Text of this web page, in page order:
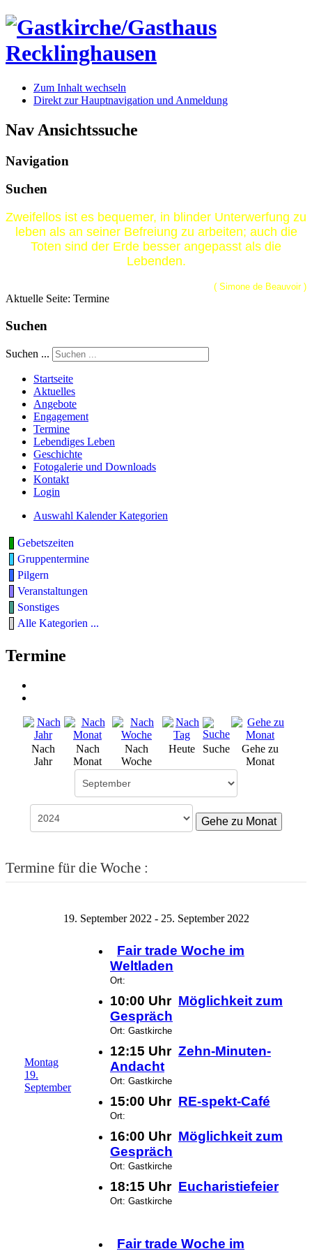
Zum Inhalt wechseln
Direkt zur Hauptnavigation und Anmeldung
Nav Ansichtssuche
Navigation
Suchen
Zweifellos ist es bequemer, in blinder Unterwerfung zu
leben als an seiner Befreiung zu arbeiten; auch die
Toten sind der Erde besser angepasst als die
Lebenden.
( Simone de Beauvoir )
Aktuelle Seite: Termine
Suchen
Suchen ...
Startseite
Aktuelles
Angebote
Engagement
Termine
Lebendiges Leben
Geschichte
Fotogalerie und Downloads
Kontakt
Login
Auswahl Kalender Kategorien
Gebetszeiten
Gruppentermine
Pilgern
Veranstaltungen
Sonstiges
Alle Kategorien ...
Termine
Nach
Jahr
Nach
Monat
Nach
Woche
Heute Suche
Gehe zu
Monat
Gehe zu Monat
Termine für die Woche :
19. September 2022 - 25. September 2022
Montag
19.
September
Fair trade Woche im
Weltladen
Ort:
10:00 Uhr Möglichkeit zum
Gespräch
Ort: Gastkirche
12:15 Uhr Zehn-Minuten-
Andacht
Ort: Gastkirche
15:00 Uhr RE-spekt-Café
Ort:
16:00 Uhr Möglichkeit zum
Gespräch
Ort: Gastkirche
18:15 Uhr Eucharistiefeier
Ort: Gastkirche
Fair trade Woche im